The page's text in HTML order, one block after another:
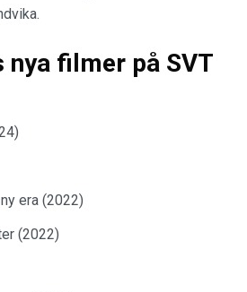
nya filmer på SVT
era (2022)
(2022)